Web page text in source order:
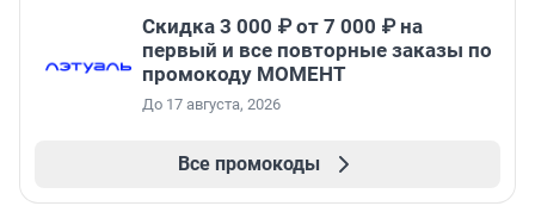
Скидка 3 000 ₽ от 7 000 ₽ на
первый и все повторные заказы по
промокоду МОМЕНТ
До 17 августа, 2026
Все промокоды